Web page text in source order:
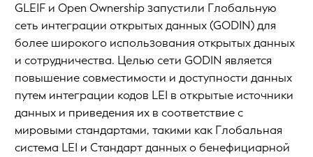
GLEIF и Open Ownership запустили Глобальную
сеть интеграции открытых данных (GODIN) для
более широкого использования открытых данных
и сотрудничества. Целью сети GODIN является
повышение совместимости и доступности данных
путем интеграции кодов LEI в открытые источники
данных и приведения их в соответствие с
мировыми стандартами, такими как Глобальная
система LEI и Стандарт данных о бенефициарной